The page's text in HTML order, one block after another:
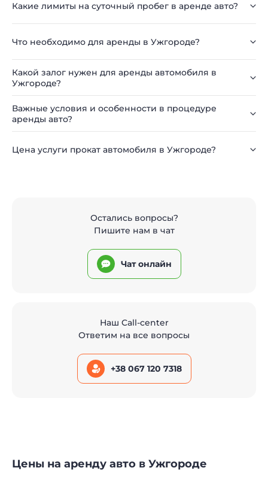
Какие лимиты на суточный пробег в аренде авто?
Что необходимо для аренды в Ужгороде?
Какой залог нужен для аренды автомобиля в
Ужгороде?
Важные условия и особенности в процедуре
аренды авто?
Цена услуги прокат автомобиля в Ужгороде?
Остались вопросы?
Пишите нам в чат
Чат онлайн
Наш Call-center
Ответим на все вопросы
+38 067 120 7318
Цены на аренду авто в Ужгороде